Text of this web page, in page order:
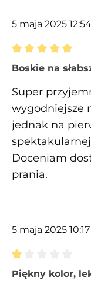
5 maja 2025 12:54
Recenzja z
Boskie na
Super
wygodniejsze
jednak na
Doceniam
prania.
5 maja 2025 10:17
Recenzja z
Piękny kolor,